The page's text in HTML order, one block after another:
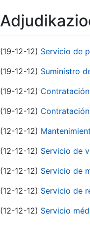
(19-12-12) Servicio de
(19-12-12) Suministro
(19-12-12)
(19-12-12)
(12-12-12)
(12-12-12) Servicio de
(12-12-12) Servicio de
(12-12-12) Servicio de
(12-12-12) Servicio